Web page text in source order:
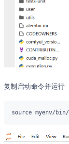
复制启动命令并运行